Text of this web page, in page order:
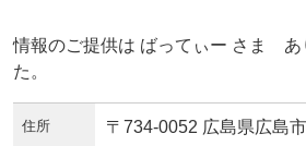
情報のご提供は ばってぃー さま あ
た。
住所 〒734-0052 広島県広島